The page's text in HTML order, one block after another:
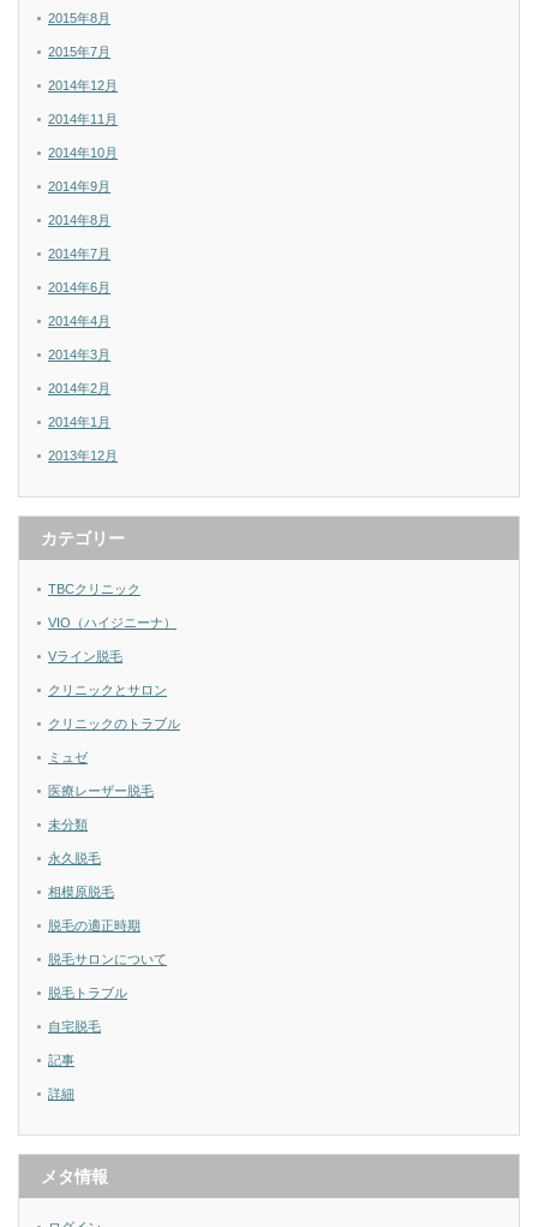
2015年8月
2015年7月
2014年12月
2014年11月
2014年10月
2014年9月
2014年8月
2014年7月
2014年6月
2014年4月
2014年3月
2014年2月
2014年1月
2013年12月
カテゴリー
TBCクリニック
VIO（ハイジニーナ）
Vライン脱毛
クリニックとサロン
クリニックのトラブル
ミュゼ
医療レーザー脱毛
未分類
永久脱毛
相模原脱毛
脱毛の適正時期
脱毛サロンについて
脱毛トラブル
自宅脱毛
記事
詳細
メタ情報